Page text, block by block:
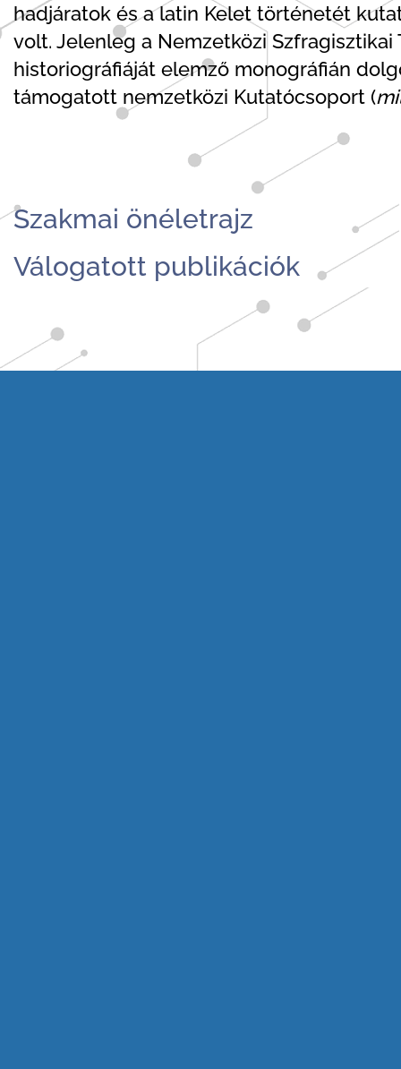
hadjáratok és a latin Kelet történetét
volt. Jelenleg a Nemzetközi Szfragisztikai
historiográfiáját elemző monográfián
támogatott nemzetközi Kutatócsoport (
Szakmai önéletrajz
Válogatott publikációk